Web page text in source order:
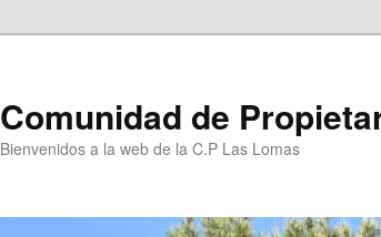
Comunidad de
Bienvenidos a la web de la C.P Las Lomas